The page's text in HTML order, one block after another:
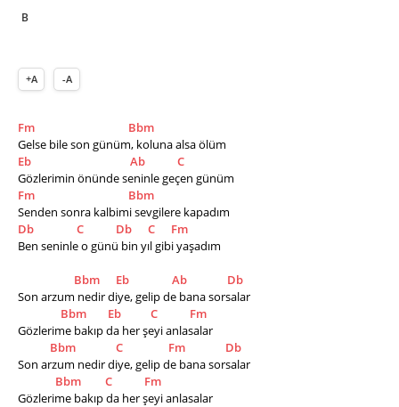
B
+A -A
Fm
Bbm
Gelse bile son günüm, koluna alsa ölüm
Eb
Ab
C
Gözlerimin önünde seninle geçen günüm
Fm
Bbm
Senden sonra kalbimi sevgilere kapadım
Db
C Db C
Fm
Ben seninle o günü bin yıl gibi yaşadım
Bbm Eb Ab
Db
Son arzum nedir diye, gelip de bana sorsalar
Bbm
Eb C
Fm
Gözlerime bakıp da her şeyi anlasalar
Bbm
C Fm
Db
Son arzum nedir diye, gelip de bana sorsalar
Bbm
C
Fm
Gözlerime bakıp da her şeyi anlasalar